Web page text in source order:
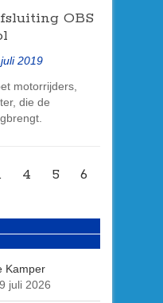
OBS
2019
motorrijders,
die de
4 5 6
Kamper
juli 2026